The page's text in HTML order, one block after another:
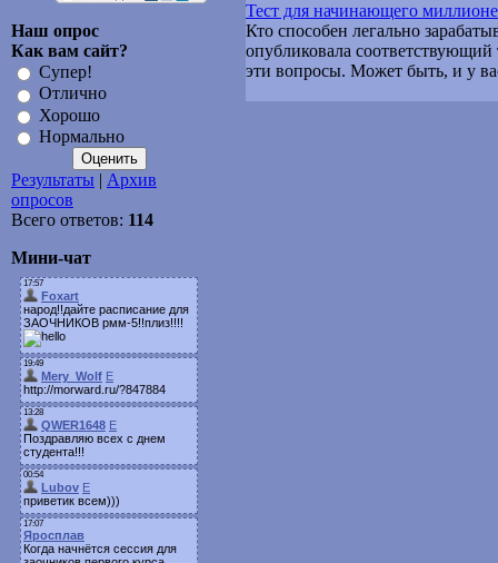
Наш опрос
Как вам сайт?
Супер!
Отлично
Хорошо
Нормально
Результаты | Архив
опросов
Всего ответов: 114
Мини-чат
Тест для начинающего
Кто способен легально
опубликовала соответствующий
эти вопросы. Может быть, и у